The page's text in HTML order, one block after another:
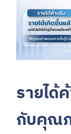
รายได้
กับคุณ